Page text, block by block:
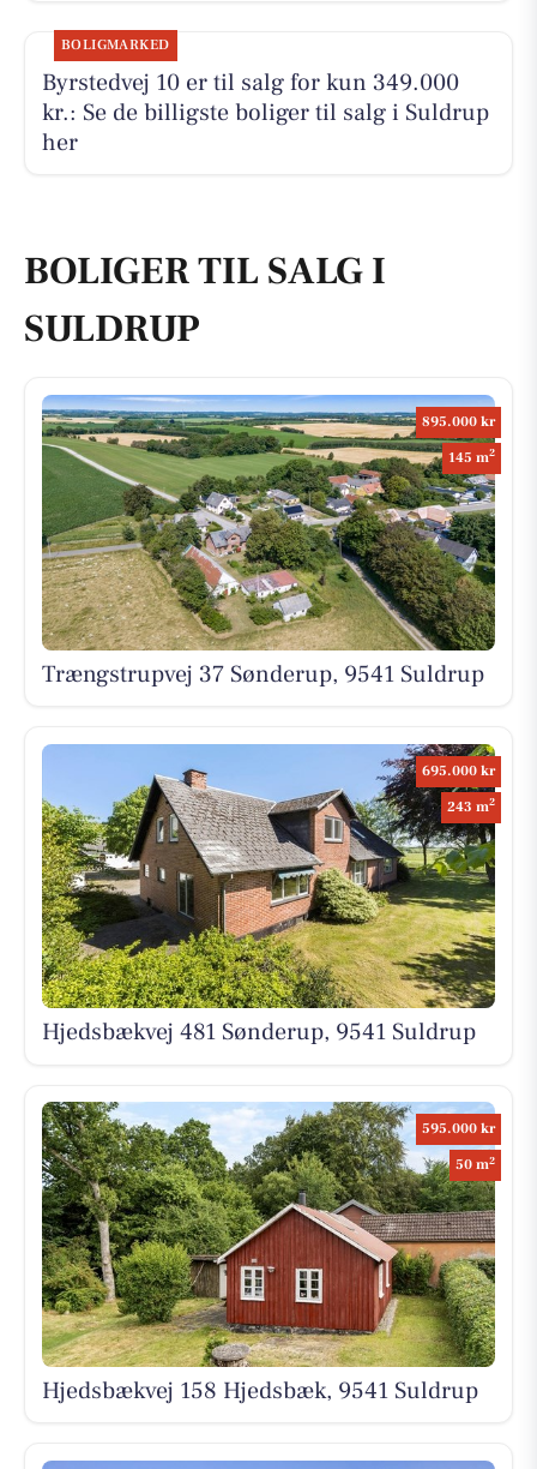
BOLIGMARKED
Byrstedvej 10 er til salg for kun 349.000
kr.: Se de billigste boliger til salg i Suldrup
her
BOLIGER TIL SALG I
SULDRUP
895.000 kr
145 m2
Trængstrupvej 37 Sønderup, 9541 Suldrup
695.000 kr
243 m2
Hjedsbækvej 481 Sønderup, 9541 Suldrup
595.000 kr
50 m2
Hjedsbækvej 158 Hjedsbæk, 9541 Suldrup